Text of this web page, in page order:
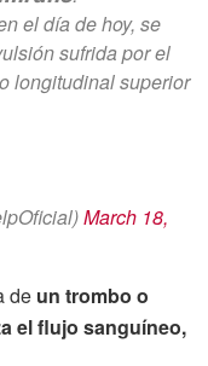
el día de hoy, se
sufrida por el
longitudinal superior
March 18,
de un trombo o
el flujo sanguíneo,